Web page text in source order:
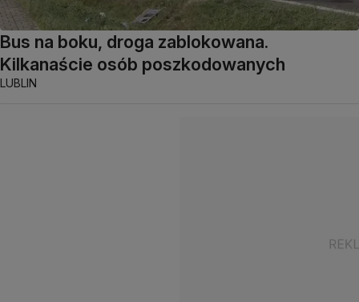
Bus na boku, droga zablokowana.
Kilkanaście osób poszkodowanych
LUBLIN